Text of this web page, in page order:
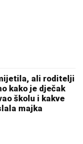
ali roditelji
kako je dječak
školu i kakve
majka